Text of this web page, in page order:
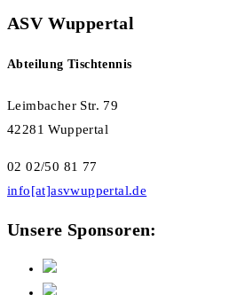
ASV Wuppertal
Abteilung Tischtennis
Leimbacher Str. 79
42281 Wuppertal
02 02/50 81 77
info[at]asvwuppertal.de
Unsere Sponsoren: